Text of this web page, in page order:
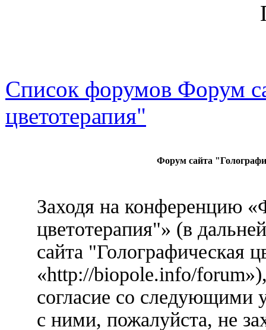
Список форумов Форум
цветотерапия"
Форум сайта
Заходя на конференцию
цветотерапия"» (в
сайта "Голографическая
«http://biopole.info/
согласие со следующими
с ними, пожалуйста, не